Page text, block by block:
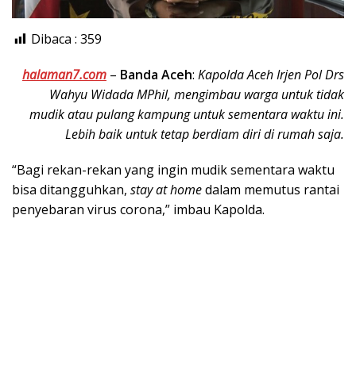
Dibaca : 359
halaman7.com – Banda Aceh: Kapolda Aceh Irjen Pol Drs
Wahyu Widada MPhil, mengimbau warga untuk tidak
mudik atau pulang kampung untuk sementara waktu ini.
Lebih baik untuk tetap berdiam diri di rumah saja.
“Bagi rekan-rekan yang ingin mudik sementara waktu
bisa ditangguhkan, stay at homedalam memutus rantai
penyebaran virus corona,” imbau Kapolda.